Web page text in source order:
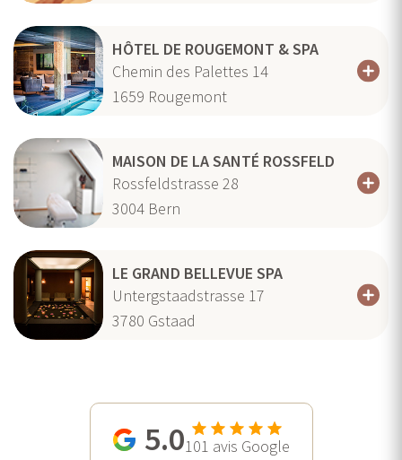
HÔTEL DE ROUGEMONT & SPA
Chemin des Palettes 14
1659 Rougemont
MAISON DE LA SANTÉ ROSSFELD
Rossfeldstrasse 28
3004 Bern
LE GRAND BELLEVUE SPA
Untergstaadstrasse 17
3780 Gstaad
5.0101 avis Google